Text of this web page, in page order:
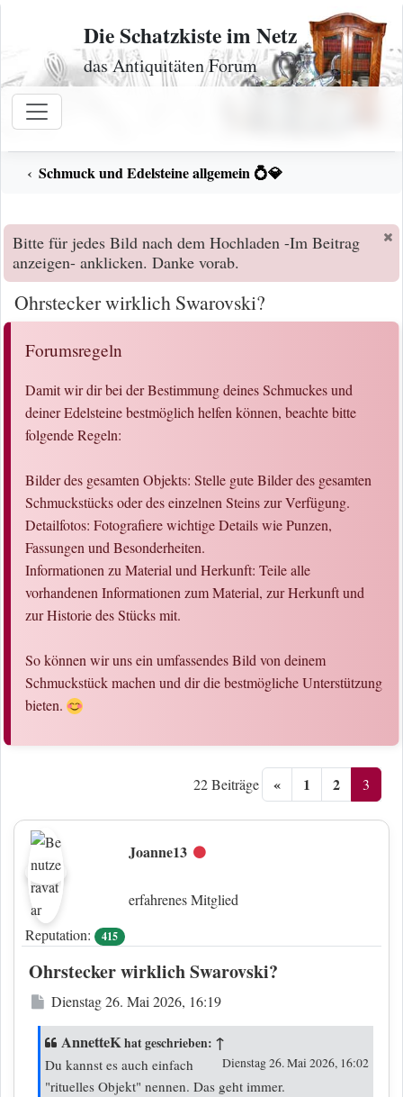
Zum Inhalt
Die Schatzkiste im Netz
das Antiquitäten Forum
Schmuck und Edelsteine allgemein 💍💎
Bitte für jedes Bild nach dem Hochladen -Im Beitrag
anzeigen- anklicken. Danke vorab.
Ohrstecker wirklich Swarovski?
Forumsregeln
Damit wir dir bei der Bestimmung deines Schmuckes und
deiner Edelsteine bestmöglich helfen können, beachte bitte
folgende Regeln:
Bilder des gesamten Objekts: Stelle gute Bilder des gesamten
Schmuckstücks oder des einzelnen Steins zur Verfügung.
Detailfotos: Fotografiere wichtige Details wie Punzen,
Fassungen und Besonderheiten.
Informationen zu Material und Herkunft: Teile alle
vorhandenen Informationen zum Material, zur Herkunft und
zur Historie des Stücks mit.
So können wir uns ein umfassendes Bild von deinem
Schmuckstück machen und dir die bestmögliche Unterstützung
bieten.
22 Beiträge « 1 2 3
Joanne13 Offline
erfahrenes Mitglied
Reputation:
415
Ohrstecker wirklich Swarovski?
Beitrag
Dienstag 26. Mai 2026, 16:19
AnnetteKhat geschrieben: ↑
Dienstag 26. Mai 2026, 16:02
Du kannst es auch einfach
"rituelles Objekt" nennen. Das geht immer.